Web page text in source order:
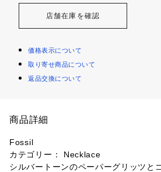
店舗在庫を確認
価格表示について
取り寄せ商品について
返品交換について
商品詳細
Fossil
カテゴリー： Necklace
シルバートーンのペーパーグリッツと